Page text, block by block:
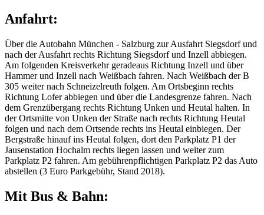
Anfahrt:
Über die Autobahn München - Salzburg zur Ausfahrt Siegsdorf und
nach der Ausfahrt rechts Richtung Siegsdorf und Inzell abbiegen.
Am folgenden Kreisverkehr geradeaus Richtung Inzell und über
Hammer und Inzell nach Weißbach fahren. Nach Weißbach der B
305 weiter nach Schneizelreuth folgen. Am Ortsbeginn rechts
Richtung Lofer abbiegen und über die Landesgrenze fahren. Nach
dem Grenzübergang rechts Richtung Unken und Heutal halten. In
der Ortsmitte von Unken der Straße nach rechts Richtung Heutal
folgen und nach dem Ortsende rechts ins Heutal einbiegen. Der
Bergstraße hinauf ins Heutal folgen, dort den Parkplatz P1 der
Jausenstation Hochalm rechts liegen lassen und weiter zum
Parkplatz P2 fahren. Am gebührenpflichtigen Parkplatz P2 das Auto
abstellen (3 Euro Parkgebühr, Stand 2018).
Mit Bus & Bahn: